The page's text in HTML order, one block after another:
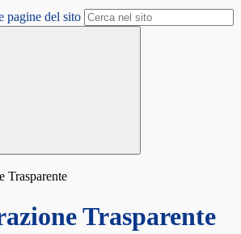
pagine del sito
Trasparente
Trasparente